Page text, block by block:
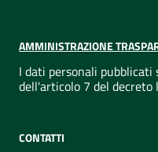
AMMINISTRAZIONE
I dati personali
dell'articolo 7 del
CONTATTI